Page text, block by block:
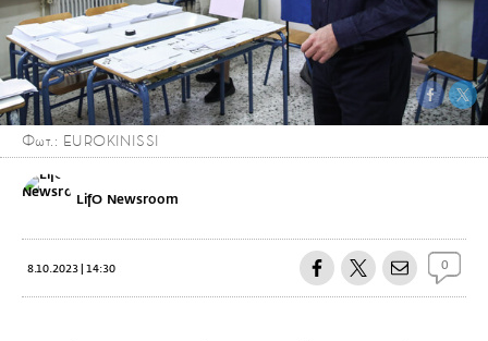
Φωτ.: EUROKINISSI
LifO Newsroom
8.10.2023 | 14:30 0